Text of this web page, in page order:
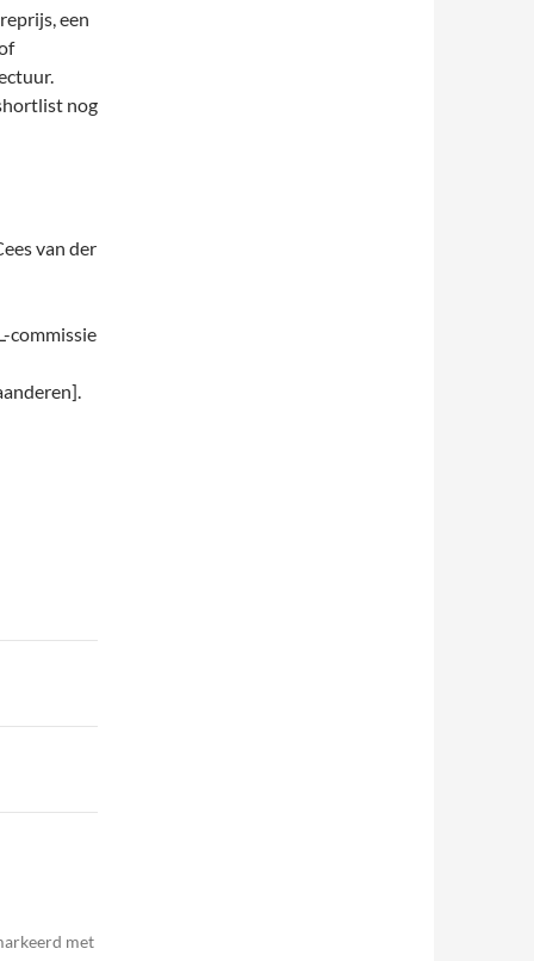
een
nog
van der
commissie
met